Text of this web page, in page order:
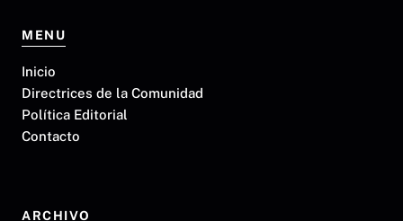
MENU
Inicio
Directrices de la Comunidad
Política Editorial
Contacto
ARCHIVO